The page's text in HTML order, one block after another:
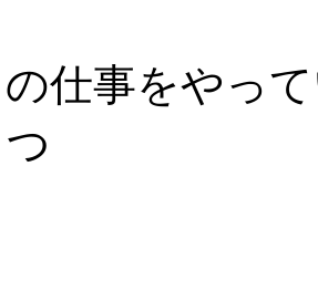
仕事をやっ